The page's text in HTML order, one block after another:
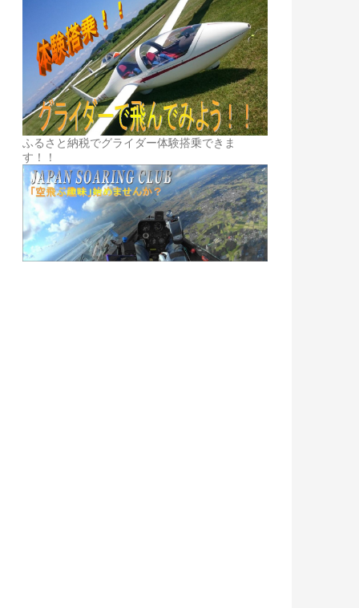
ふるさと納税でグライダー体験搭乗できま
す！！